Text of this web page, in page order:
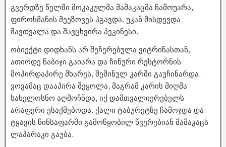
გვერდზე წელში მოკაკულმა მამაკაცმა ჩამოუარა,
ფიროსმანის მეეზოვეს ჰგავდა. უკან მისდევდა
შავთვალა და შავცხვირა პეკინესი.
ობიექტი დიდხანს არ შეჩერებულა ვიტრინასთან,
ათიოდე ნაბიჯი გაიარა და ჩინური რესტორნის
მოპირდაპირე მხარეს, შემინულ კარში გაუჩინარდა.
ვოვამაც დააპირა შეყოლა, მაგრამ კარის მიღმა
სახელოსნო აღმოჩნდა, იქ დამთვალიერებელს
არაფერი ესაქმებოდა. ქალი ტაბურეტზე ჩამოჯდა და
ტყავის წინსაფარში გამოწყობილ წვერებიან მამაკაცს
ლაპარაკი გაუბა.